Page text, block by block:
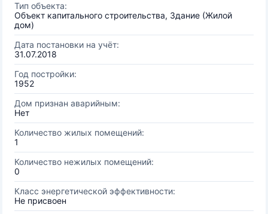
Тип объекта:
Объект капитального строительства, Здание (Жилой
дом)
Дата постановки на учёт:
31.07.2018
Год постройки:
1952
Дом признан аварийным:
Нет
Количество жилых помещений:
1
Количество нежилых помещений:
0
Класс энергетической эффективности:
Не присвоен